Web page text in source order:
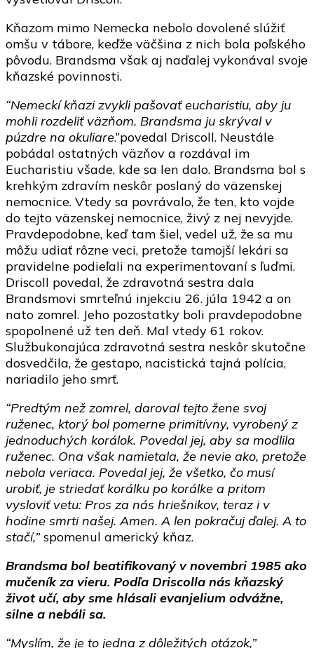
Kňazom mimo Nemecka nebolo dovolené slúžiť
omšu v tábore, keďže väčšina z nich bola poľského
pôvodu. Brandsma však aj naďalej vykonával svoje
kňazské povinnosti.
“Nemeckí kňazi zvykli pašovať eucharistiu, aby ju
mohli rozdeliť väzňom. Brandsma ju skrýval v
púzdre na okuliare.”povedal Driscoll. Neustále
pobádal ostatných väzňov a rozdával im
Eucharistiu všade, kde sa len dalo. Brandsma bol s
krehkým zdravím neskôr poslaný do väzenskej
nemocnice. Vtedy sa povrávalo, že ten, kto vojde
do tejto väzenskej nemocnice, živý z nej nevyjde.
Pravdepodobne, keď tam šiel, vedel už, že sa mu
môžu udiať rôzne veci, pretože tamojší lekári sa
pravidelne podieľali na experimentovaní s ľuďmi.
Driscoll povedal, že zdravotná sestra dala
Brandsmovi smrteľnú injekciu 26. júla 1942 a on
nato zomrel. Jeho pozostatky boli pravdepodobne
spopolnené už ten deň. Mal vtedy 61 rokov.
Službukonajúca zdravotná sestra neskôr skutočne
dosvedčila, že gestapo, nacistická tajná polícia,
nariadilo jeho smrť.
“Predtým než zomrel, daroval tejto žene svoj
ruženec, ktorý bol pomerne primitívny, vyrobený z
jednoduchých korálok. Povedal jej, aby sa modlila
ruženec. Ona však namietala, že nevie ako, pretože
nebola veriaca. Povedal jej, že všetko, čo musí
urobiť, je striedať korálku po korálke a pritom
vysloviť vetu: Pros za nás hriešnikov, teraz i v
hodine smrti našej. Amen. A len pokračuj ďalej. A to
stačí,”spomenul americký kňaz.
Brandsma bol beatifikovaný v novembri 1985 ako
mučeník za vieru. Podľa Driscolla nás kňazský
život učí, aby sme hlásali evanjelium odvážne,
silne a nebáli sa.
“Myslím, že je to jedna z dôležitých otázok,”